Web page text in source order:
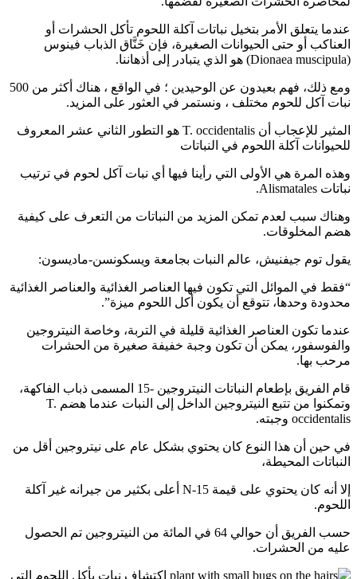
عندما يتعلق الأمر بتخيل نباتات آكلة اللحوم تأكل الحشرات أو
العناكب أو حتى الحيوانات الصغيرة، فإن خَنَّاق الذباب فينوس
(Dionaea muscipula) هو الذي يتبادر إلى أذهاننا.
ومع ذلك، فهم بعيدون عن الوحيدين ؛ في الواقع ، هناك أكثر من 500
نبات آكل للحوم مختلف ، ونستمر في العثور على المزيد.
المثير للإعجاب أن T. occidentalis هو التطور الثاني عشر المعروف
للحيوانات آكلة اللحوم في النباتات
وهذه المرة هي الأولى التي رأينا فيها أي نبات آكل لحوم في ترتيب
نباتات Alismatales.
وهناك سبب لعدم تمكن المزيد من النباتات من التعرف على كيفية
هضم المخلوقات.
يقول توم جيفنيش، عالم النبات بجامعة ويسكونسن-ماديسون:
“فقط في الموائل التي تكون فيها العناصر الغذائية والعناصر الغذائية
محدودة وحدها، تتوقع أن يكون أكل اللحوم ميزة”.
عندما تكون العناصر الغذائية قليلة في التربة، وخاصة النيتروجين
والفوسفور، يمكن أن تكون وجبة خفيفة صغيرة من الحشرات
مرحب بها.
قام الفريق بإطعام النباتات النيتروجين -15 المسمى ذباب الفاكهة،
وتمكنوا من تتبع النيتروجين الداخل إلى النبات عندما هضم T.
occidentalis وجبته.
في حين أن هذا النوع كان يحتوي بشكل عام على نيتروجين أقل من
النباتات المحيطة،
إلا أنه كان يحتوي على قيمة N-15 أعلى بكثير من جيرانه غير آكلة
اللحوم.
حسب الفريق أن حوالي 64 في المائة من النيتروجين تم الحصول
عليه من الحشرات.